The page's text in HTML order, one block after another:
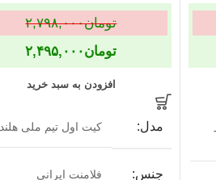
تومان۲,۷۹۸,۰۰۰
تومان۲,۴۹۵,۰۰۰
افزودن به سبد خرید
مدل کیت اول تیم ملی هلند
جنس فلامنت ایرانی